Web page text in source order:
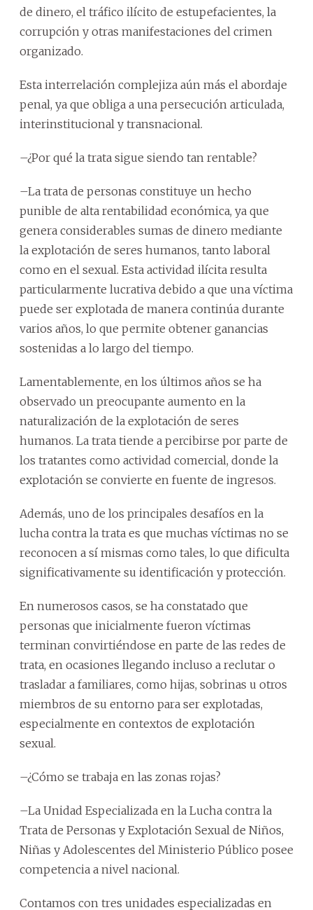
de dinero, el tráfico ilícito de estupefacientes, la
corrupción y otras manifestaciones del crimen
organizado.
Esta interrelación complejiza aún más el abordaje
penal, ya que obliga a una persecución articulada,
interinstitucional y transnacional.
–¿Por qué la trata sigue siendo tan rentable?
–La trata de personas constituye un hecho
punible de alta rentabilidad económica, ya que
genera considerables sumas de dinero mediante
la explotación de seres humanos, tanto laboral
como en el sexual. Esta actividad ilícita resulta
particularmente lucrativa debido a que una víctima
puede ser explotada de manera continúa durante
varios años, lo que permite obtener ganancias
sostenidas a lo largo del tiempo.
Lamentablemente, en los últimos años se ha
observado un preocupante aumento en la
naturalización de la explotación de seres
humanos. La trata tiende a percibirse por parte de
los tratantes como actividad comercial, donde la
explotación se convierte en fuente de ingresos.
Además, uno de los principales desafíos en la
lucha contra la trata es que muchas víctimas no se
reconocen a sí mismas como tales, lo que dificulta
significativamente su identificación y protección.
En numerosos casos, se ha constatado que
personas que inicialmente fueron víctimas
terminan convirtiéndose en parte de las redes de
trata, en ocasiones llegando incluso a reclutar o
trasladar a familiares, como hijas, sobrinas u otros
miembros de su entorno para ser explotadas,
especialmente en contextos de explotación
sexual.
–¿Cómo se trabaja en las zonas rojas?
–La Unidad Especializada en la Lucha contra la
Trata de Personas y Explotación Sexual de Niños,
Niñas y Adolescentes del Ministerio Público posee
competencia a nivel nacional.
Contamos con tres unidades especializadas en